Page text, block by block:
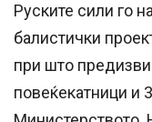
Руските сили го
балистички
при што
повеќекатници и